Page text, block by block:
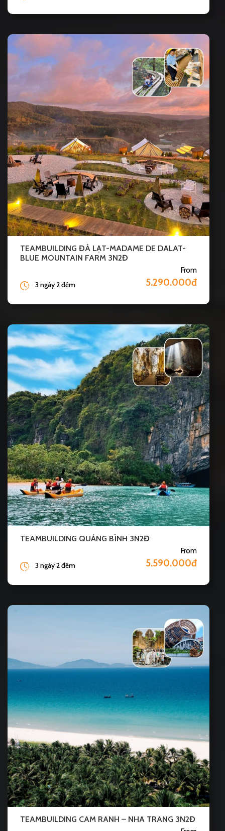
TEAMBUILDING ĐÀ LẠT-MADAME DE DALAT-
BLUE MOUNTAIN FARM 3N2Đ
From
5.290.000đ
3 ngày 2 đêm
TEAMBUILDING QUẢNG BÌNH 3N2Đ
From
5.590.000đ
3 ngày 2 đêm
TEAMBUILDING CAM RANH – NHA TRANG 3N2Đ